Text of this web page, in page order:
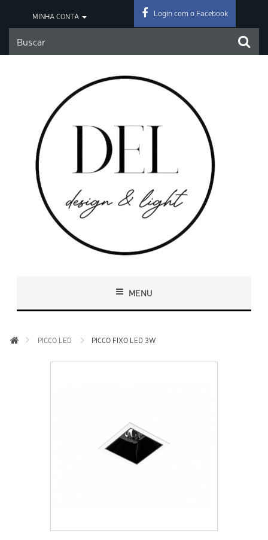
MINHA CONTA Login com o Facebook
MENU
PICCO LED PICCO FIXO LED 3W